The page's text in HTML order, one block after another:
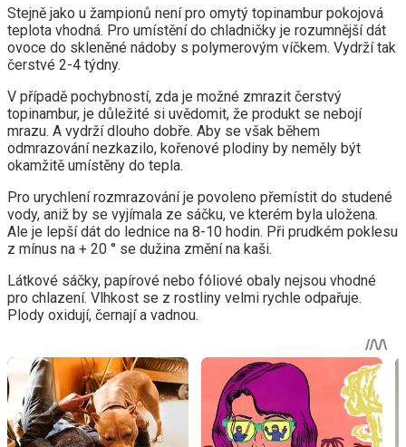
Stejně jako u žampionů není pro omytý topinambur pokojová
teplota vhodná. Pro umístění do chladničky je rozumnější dát
ovoce do skleněné nádoby s polymerovým víčkem. Vydrží tak
čerstvé 2-4 týdny.
V případě pochybností, zda je možné zmrazit čerstvý
topinambur, je důležité si uvědomit, že produkt se nebojí
mrazu. A vydrží dlouho dobře. Aby se však během
odmrazování nezkazilo, kořenové plodiny by neměly být
okamžitě umístěny do tepla.
Pro urychlení rozmrazování je povoleno přemístit do studené
vody, aniž by se vyjímala ze sáčku, ve kterém byla uložena.
Ale je lepší dát do lednice na 8-10 hodin. Při prudkém poklesu
z mínus na + 20 ° se dužina změní na kaši.
Látkové sáčky, papírové nebo fóliové obaly nejsou vhodné
pro chlazení. Vlhkost se z rostliny velmi rychle odpařuje.
Plody oxidují, černají a vadnou.